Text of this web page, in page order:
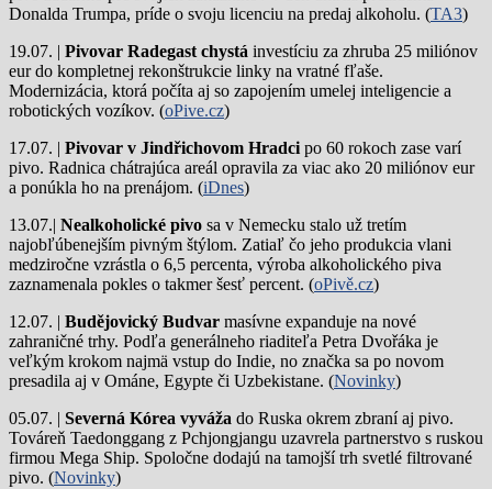
Donalda Trumpa, príde o svoju licenciu na predaj alkoholu. (TA3)
19.07. | Pivovar Radegast chystá investíciu za zhruba 25 miliónov
eur do kompletnej rekonštrukcie linky na vratné fľaše.
Modernizácia, ktorá počíta aj so zapojením umelej inteligencie a
robotických vozíkov. (oPive.cz)
17.07. | Pivovar v Jindřichovom Hradci po 60 rokoch zase varí
pivo. Radnica chátrajúca areál opravila za viac ako 20 miliónov eur
a ponúkla ho na prenájom. (iDnes)
13.07.| Nealkoholické pivo sa v Nemecku stalo už tretím
najobľúbenejším pivným štýlom. Zatiaľ čo jeho produkcia vlani
medziročne vzrástla o 6,5 percenta, výroba alkoholického piva
zaznamenala pokles o takmer šesť percent. (oPivě.cz)
12.07. | Budějovický Budvar masívne expanduje na nové
zahraničné trhy. Podľa generálneho riaditeľa Petra Dvořáka je
veľkým krokom najmä vstup do Indie, no značka sa po novom
presadila aj v Ománe, Egypte či Uzbekistane. (Novinky)
05.07. | Severná Kórea vyváža do Ruska okrem zbraní aj pivo.
Továreň Taedonggang z Pchjongjangu uzavrela partnerstvo s ruskou
firmou Mega Ship. Spoločne dodajú na tamojší trh svetlé filtrované
pivo. (Novinky)